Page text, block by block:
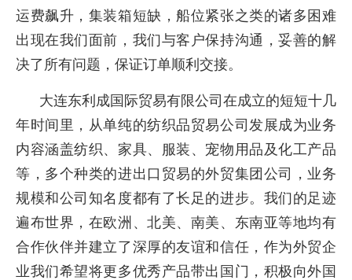
运费飙升，集装箱短缺，船位紧张之类的诸多困难
出现在我们面前，我们与客户保持沟通，妥善的解
决了所有问题，保证订单顺利交接。
大连东利成国际贸易有限公司在成立的短短十几
年时间里，从单纯的纺织品贸易公司发展成为业务
内容涵盖纺织、家具、服装、宠物用品及化工产品
等，多个种类的进出口贸易的外贸集团公司，业务
规模和公司知名度都有了长足的进步。我们的足迹
遍布世界，在欧洲、北美、南美、东南亚等地均有
合作伙伴并建立了深厚的友谊和信任，作为外贸企
业我们希望将更多优秀产品带出国门，积极向外国